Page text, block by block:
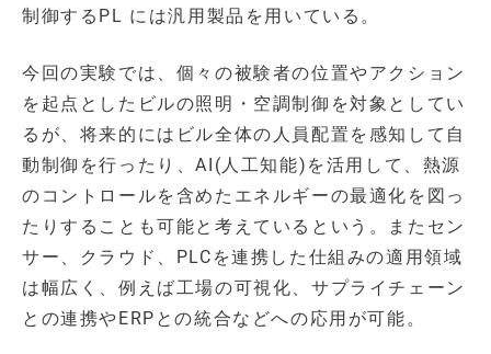
制御するPL には汎用製品を用いている。
今回の実験では、個々の被験者の位置やアクション
を起点としたビルの照明・空調制御を対象としてい
るが、将来的にはビル全体の人員配置を感知して自
動制御を行ったり、AI(人工知能)を活用して、熱源
のコントロールを含めたエネルギーの最適化を図っ
たりすることも可能と考えているという。またセン
サー、クラウド、PLCを連携した仕組みの適用領域
は幅広く、例えば工場の可視化、サプライチェーン
との連携やERPとの統合などへの応用が可能。